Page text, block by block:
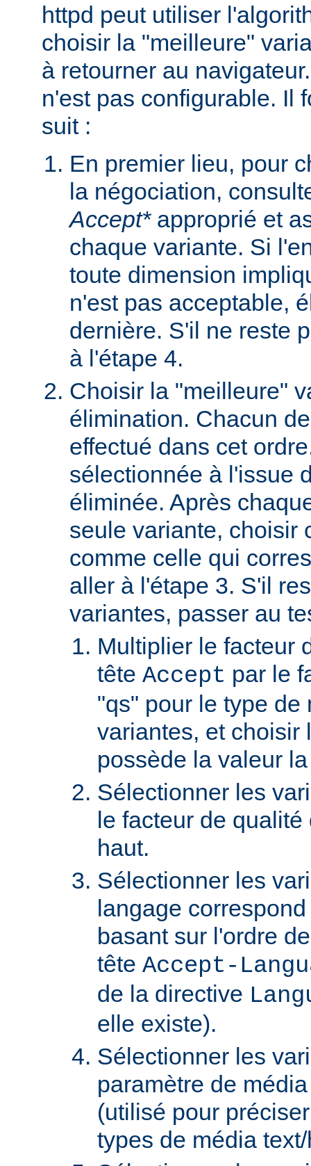
httpd peut utiliser
choisir la "meilleure"
à retourner au
n'est pas configurable. Il
suit :
En premier lieu, pour
la négociation,
Accept*approprié et
chaque variante. Si
toute dimension
n'est pas acceptable,
dernière. S'il ne reste
à l'étape 4.
Choisir la "meilleure"
élimination. Chacun
effectué dans cet
sélectionnée à l'issue
éliminée. Après
seule variante, choisir
comme celle qui
aller à l'étape 3. S'il
variantes, passer au
Multiplier le facteur
tête Accept par le
"qs" pour le type de
variantes, et choisir
possède la valeur
Sélectionner les
le facteur de
haut.
Sélectionner les
langage
basant sur l'ordre
tête Accept-
de la directive
elle existe).
Sélectionner les
paramètre de
(utilisé pour
types de média